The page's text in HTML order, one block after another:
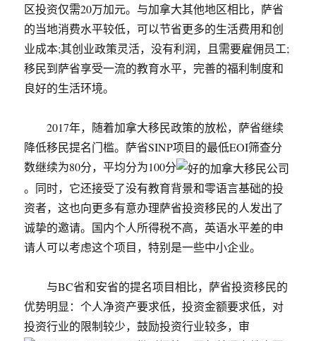
区投资仅需20万加元。与加拿大其他地区相比，萨省
的当地消费水平较低，可以节省更多的生活费用和创
业成本;其创业政策灵活，没有利润，且需要雇佣员工;
移民到萨省享受一流的教育水平，完善的福利制度和
良好的生活环境。
2017年，随着加拿大移民政策的放松，萨省继续
降低移民提名门槛。萨省SINP项目的最低EOI筛查分
数继续为80分，平均分为100分
。同时，它还接受了没有教育背景和零语言基础的投
资者，这也向更多有意办理萨省投资移民的人发出了
诚挚的邀请。国内个人所得税不高，英语水平差的申
请人可以考虑这个项目，特别是一些中小企业。
与BC省和安省的提名项目相比，萨省投资移民的
优势明显：个人净资产要求低，投资金额要求低，对
投资行业的限制较少，鼓励投资行业较多，审